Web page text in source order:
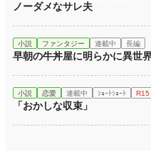
ノーダメなサレ夫
小説 ファンタジー 連載中 長編
早朝の牛丼屋に明らかに異世
小説 恋愛 連載中 ｼｮｰﾄｼｮｰﾄ R15
「おかしな収束」